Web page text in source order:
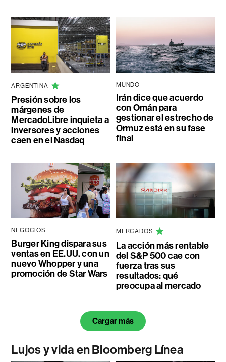
ARGENTINA
Presión sobre los
márgenes de
MercadoLibre inquieta a
inversores y acciones
caen en el Nasdaq
MUNDO
Irán dice que acuerdo
con Omán para
gestionar el estrecho de
Ormuz está en su fase
final
NEGOCIOS
Burger King dispara sus
ventas en EE.UU. con un
nuevo Whopper y una
promoción de Star Wars
MERCADOS
La acción más rentable
del S&P 500 cae con
fuerza tras sus
resultados: qué
preocupa al mercado
Cargar más
Lujos y vida en Bloomberg Línea